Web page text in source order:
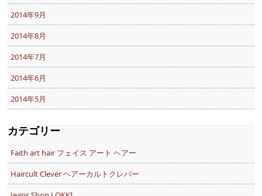
2014年9月
2014年8月
2014年7月
2014年6月
2014年5月
カテゴリー
Faith art hair フェイス アート ヘアー
Haircult Clever ヘアーカルトクレバー